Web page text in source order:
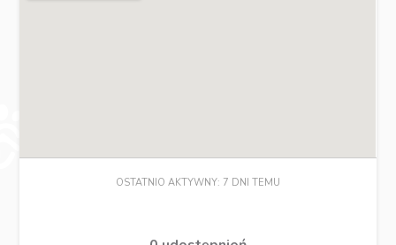
OSTATNIO AKTYWNY: 7 DNI TEMU